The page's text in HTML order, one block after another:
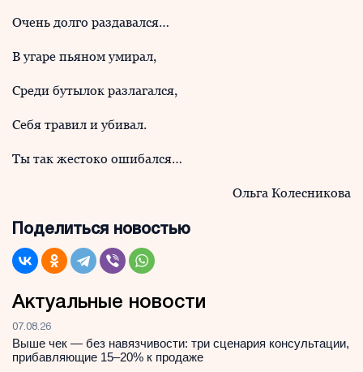
Очень долго раздавался…
В угаре пьяном умирал,
Среди бутылок разлагался,
Себя травил и убивал.
Ты так жестоко ошибался…
Ольга Колесникова
Поделиться новостью
Актуальные новости
07.08.26
Выше чек — без навязчивости: три сценария консультации,
прибавляющие 15–20% к продаже